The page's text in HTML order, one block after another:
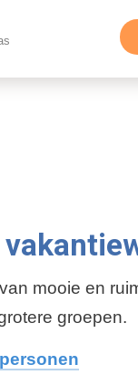
mooie en
groepen.